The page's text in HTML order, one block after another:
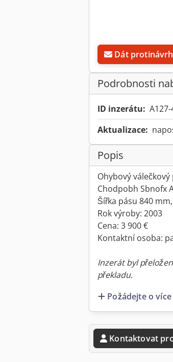
Dát protinávrh
Podrobnosti
ID inzerátu:
Aktualizace:
Popis
Ohybový
Chodpobh Sbnofx
Šířka pásu 840
Rok výroby: 2003
Cena: 3 900 €
Kontaktní osoba:
Inzerát byl
překladu.
Požádejte o
Kontaktovat